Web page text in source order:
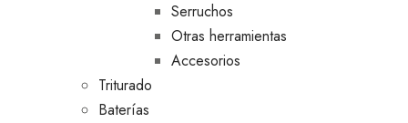
Serruchos
Otras herramientas
Accesorios
Triturado
Baterías